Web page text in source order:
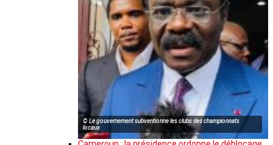
© Le gouvernement subventionne les clubs des championnats
locaux